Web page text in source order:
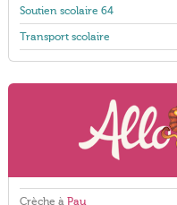
Soutien scolaire 64
Transport scolaire
Crèche à Pau